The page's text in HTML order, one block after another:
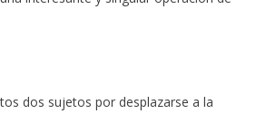
dos sujetos por desplazarse a la